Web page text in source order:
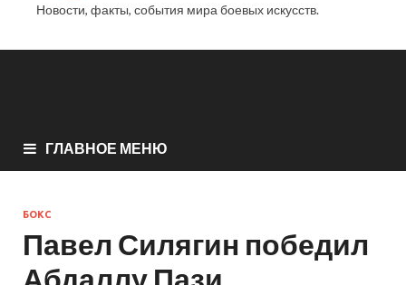
Новости, факты, события мира боевых искусств.
ГЛАВНОЕ МЕНЮ
БОКС
Павел Силягин победил